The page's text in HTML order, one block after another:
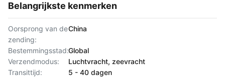
Belangrijkste kenmerken
Oorsprong van de
zending:
China
Bestemmingsstad:Global
Verzendmodus:
Luchtvracht, zeevracht
Transittijd:
5 - 40 dagen